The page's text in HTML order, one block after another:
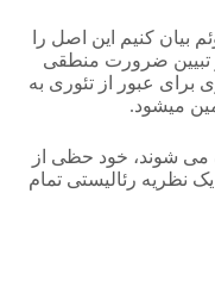
بیان کنیم این اصل را
تبیین ضرورت منطقی
عبور از تئوری به
میشود.
شوند، خود حظی از
نظریه رئالیستی تمام